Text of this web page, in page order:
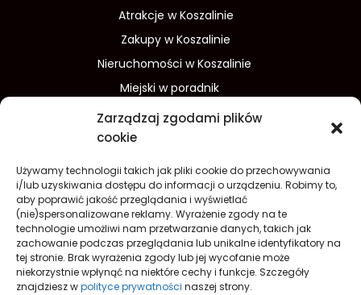
Zarządzaj zgodami plików
cookie
Używamy technologii takich jak pliki cookie do przechowywania
i/lub uzyskiwania dostępu do informacji o urządzeniu. Robimy to,
aby poprawić jakość przeglądania i wyświetlać
(nie)spersonalizowane reklamy. Wyrażenie zgody na te
technologie umożliwi nam przetwarzanie danych, takich jak
zachowanie podczas przeglądania lub unikalne identyfikatory na
tej stronie. Brak wyrażenia zgody lub jej wycofanie może
niekorzystnie wpłynąć na niektóre cechy i funkcje. Szczegóły
znajdziesz wpolityce prywatności naszej strony.
Atrakcje w Koszalinie
Zakupy w Koszalinie
Nieruchomości w Koszalinie
Miejski w poradnik
Wydarzenia w Koszalinie
Sport w Koszalinie
Finanse i inwestycje
Dom i ogród
Turystyka
Lifestyle
O nas
Redakcja
Reklama
Kontakt
Prywatność
Polityka prywatności Cookies (EU)